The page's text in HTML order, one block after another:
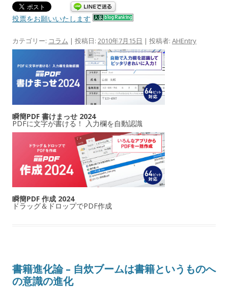
投票をお願いいたします
カテゴリー: コラム | 投稿日: 2010年7月15日 | 投稿者: AHEntry
瞬簡PDF 書けまっせ 2024
PDFに文字が書ける！ 入力欄を自動認識
瞬簡PDF 作成 2024
ドラッグ＆ドロップでPDF作成
書籍進化論 – 自炊ブームは書籍というものへ
の意識の進化